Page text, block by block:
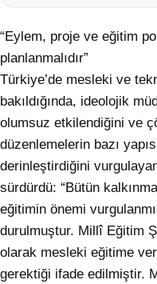
“Eylem, proje ve eğitim
planlanmalıdır”
Türkiye’de mesleki ve
bakıldığında, ideolojik
olumsuz etkilendiğini ve
düzenlemelerin bazı
derinleştirdiğini
sürdürdü: “Bütün
eğitimin önemi
durulmuştur. Millî Eğitim
olarak mesleki eğitime
gerektiği ifade edilmiştir.